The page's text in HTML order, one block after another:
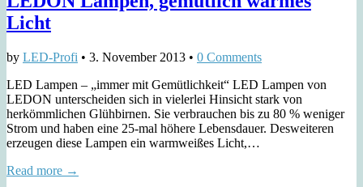
Licht
by LED-Profi • 3. November 2013 • 0 Comments
LED Lampen – „immer mit Gemütlichkeit“ LED Lampen von
LEDON unterscheiden sich in vielerlei Hinsicht stark von
herkömmlichen Glühbirnen. Sie verbrauchen bis zu 80 % weniger
Strom und haben eine 25-mal höhere Lebensdauer. Desweiteren
erzeugen diese Lampen ein warmweißes Licht,…
Read more →